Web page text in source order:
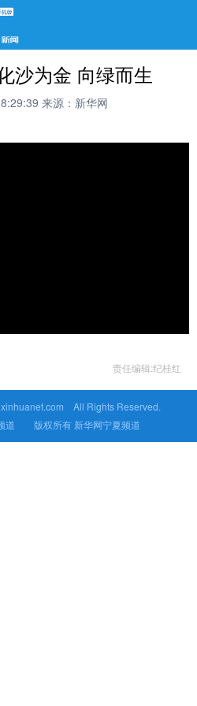
沙为金 向绿而生
来源：新华网
责任编辑:纪桂红
All Rights Reserved.
道 版权所有 新华网宁夏频道